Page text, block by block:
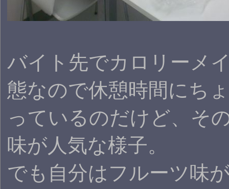
バイト先でカロリーメ
態なので休憩時間にち
っているのだけど、そ
味が人気な様子。
でも自分はフルーツ味